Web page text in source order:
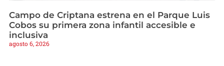
Campo de Criptana estrena en el Parque Luis
Cobos su primera zona infantil accesible e
inclusiva
agosto 6, 2026